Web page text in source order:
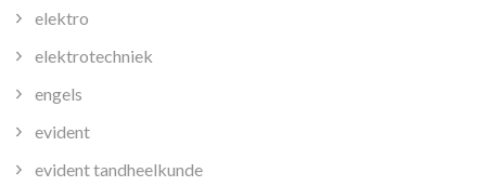
elektro
elektrotechniek
engels
evident
evident tandheelkunde